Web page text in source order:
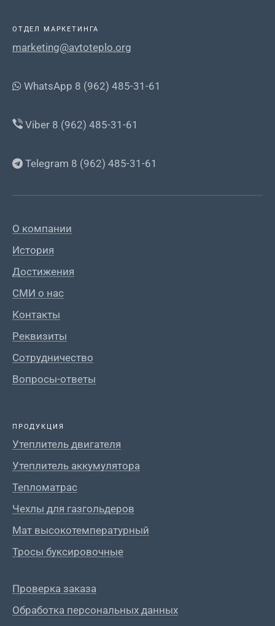
ОТДЕЛ МАРКЕТИНГА
marketing@avtoteplo.org
WhatsApp 8 (962) 485-31-61
Viber 8 (962) 485-31-61
Telegram 8 (962) 485-31-61
О компании
История
Достижения
СМИ о нас
Контакты
Реквизиты
Сотрудничество
Вопросы-ответы
ПРОДУКЦИЯ
Утеплитель двигателя
Утеплитель аккумулятора
Тепломатрас
Чехлы для газгольдеров
Мат высокотемпературный
Тросы буксировочные
Проверка заказа
Обработка персональных данных